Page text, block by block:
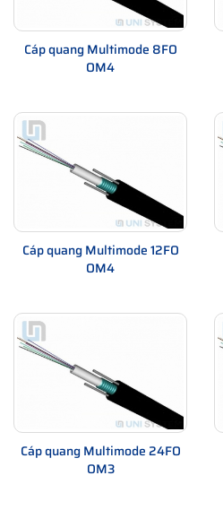
Cáp quang Multimode 8FO
OM4
Cáp quang Multimode 12FO
OM4
Cáp quang Multimode 24FO
OM3